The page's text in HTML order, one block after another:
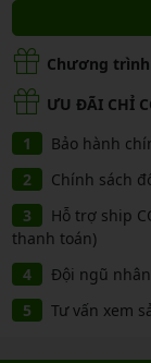
Chương
ƯU ĐÃI CHỈ
Bảo hành
Chính sách
Hỗ trợ ship
thanh toán)
Đội ngũ
Tư vấn xem